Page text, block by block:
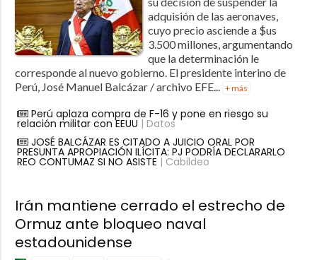
adquisión de las aeronaves,
cuyo precio asciende a $us
3.500 millones, argumentando
que la determinación le
corresponde al nuevo gobierno. El presidente interino de
Perú, José Manuel Balcázar / archivo EFE... + más
Perú aplaza compra de F-16 y pone en riesgo su
relación militar con EEUU | Datos
JOSÉ BALCÁZAR ES CITADO A JUICIO ORAL POR
PRESUNTA APROPIACIÓN ILÍCITA: PJ PODRÍA DECLARARLO
REO CONTUMAZ SI NO ASISTE | Cabildeo
Irán mantiene cerrado el estrecho de
Ormuz ante bloqueo naval
estadounidense